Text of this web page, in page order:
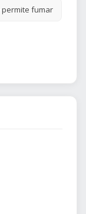
permite fumar